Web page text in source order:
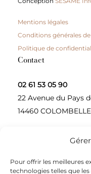
Pour offrir les meilleures
technologies telles que
Mentions légales
Conditions générales
Politique de
Contact
02 61 53 05 90
22 Avenue du Pays
14460
Contactez-nous
A propos